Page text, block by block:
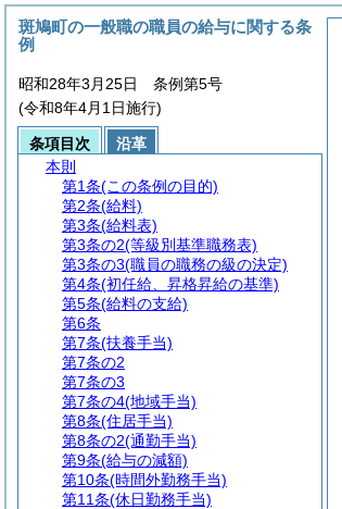
斑鳩町の一般職の職員の給与に関する条
例
昭和28年3月25日 条例第5号
(令和8年4月1日施行)
条項目次
沿革
本則
第1条(この条例の目的)
第2条(給料)
第3条(給料表)
第3条の2(等級別基準職務表)
第3条の3(職員の職務の級の決定)
第4条(初任給、昇格昇給の基準)
第5条(給料の支給)
第6条
第7条(扶養手当)
第7条の2
第7条の3
第7条の4(地域手当)
第8条(住居手当)
第8条の2(通勤手当)
第9条(給与の減額)
第10条(時間外勤務手当)
第11条(休日勤務手当)